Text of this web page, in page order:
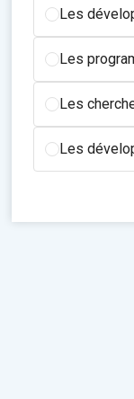
Les
Les
Les
Les